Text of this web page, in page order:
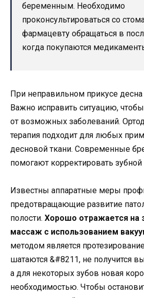
беременным. Необходимо
проконсультироваться со
фармацевту обращаться в
когда покупаются
При неправильном прикусе
Важно исправить ситуацию,
от возможных заболеваний.
терапия подходит для любых
десновой ткани. Современные
помогают корректировать зубной
Известны аппаратные меры
предотвращающие развитие
полости. Хорошо отражается на
массаж с использованием
методом является
шатаются &#8211, не получится
а для некоторых зубов новая
необходимостью. Чтобы